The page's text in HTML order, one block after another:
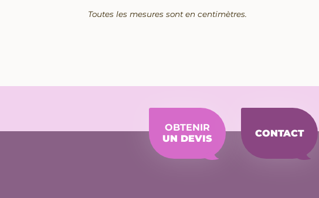
Toutes les mesures sont en centimètres.
OBTENIR
UN DEVIS
CONTACT